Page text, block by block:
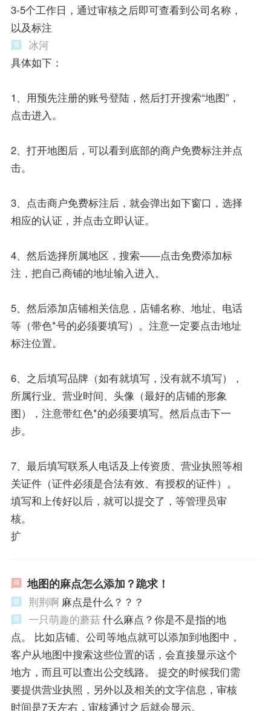
3-5个工作日，通过审核之后即可查看到公司名称，
以及标注
冰河
具体如下：
1、用预先注册的账号登陆，然后打开搜索“地图”，
点击进入。
2、打开地图后，可以看到底部的商户免费标注并点
击。
3、点击商户免费标注后，就会弹出如下窗口，选择
相应的认证，并点击立即认证。
4、然后选择所属地区，搜索——点击免费添加标
注，把自己商铺的地址输入进入。
5、然后添加店铺相关信息，店铺名称、地址、电话
等（带色*号的必须要填写）。注意一定要点击地址
标注位置。
6、之后填写品牌（如有就填写，没有就不填写），
所属行业、营业时间、头像（最好的店铺的形象
图），注意带红色*的必须要填写。然后点击下一
步。
7、最后填写联系人电话及上传资质、营业执照等相
关证件（证件必须是合法有效、有授权的证件）。
填写和上传好以后，就可以提交了，等管理员审
核。
扩
地图的麻点怎么添加？跪求！
荆荆啊 麻点是什么？？？
一只萌趣的蘑菇什么麻点？你是不是指的地
点。 比如店铺、公司等地点就可以添加到地图中，
客户从地图中搜索这些位置的话，会直接显示这个
地方，而且可以查出公交线路。 提交的时候我们需
要提供营业执照，另外以及相关的文字信息，审核
时间是7天左右，审核通过之后就会显示。